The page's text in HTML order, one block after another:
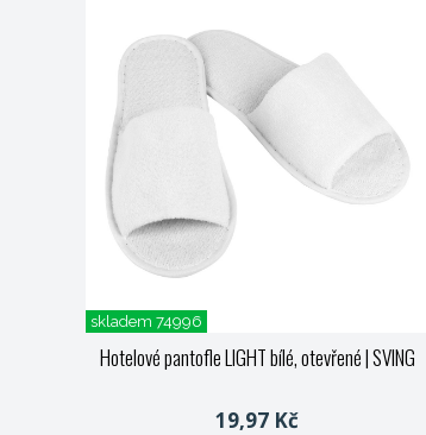
skladem 74996
Hotelové pantofle LIGHT bílé, otevřené| SVING
19,97 Kč